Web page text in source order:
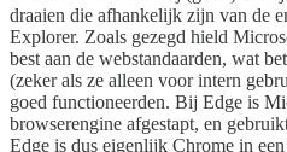
draaien die afhankelijk zijn van de
Explorer. Zoals gezegd hield
best aan de webstandaarden, wat
(zeker als ze alleen voor intern
goed functioneerden. Bij Edge is
browserengine afgestapt, en
Edge is dus eigenlijk Chrome in